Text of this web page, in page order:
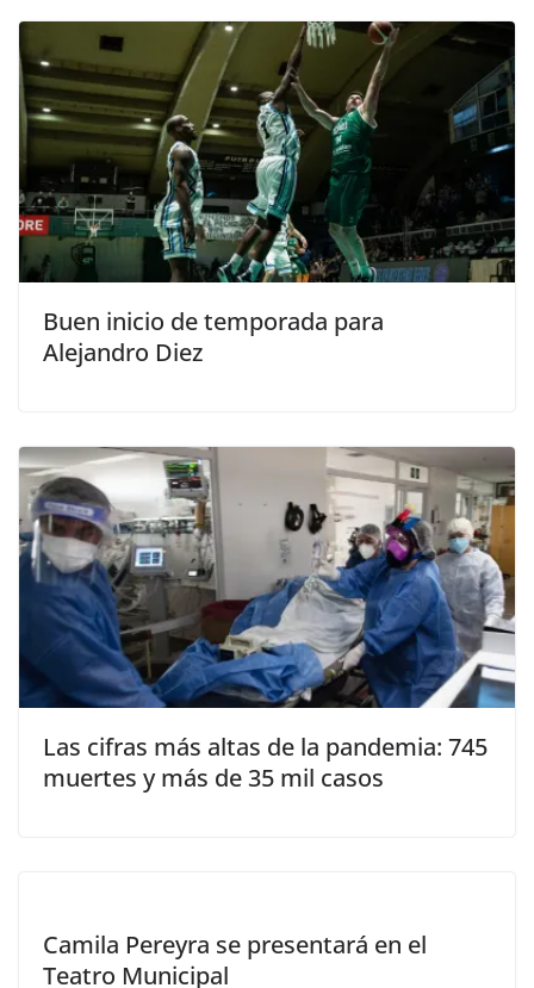
Buen inicio de temporada para
Alejandro Diez
Las cifras más altas de la pandemia: 745
muertes y más de 35 mil casos
Camila Pereyra se presentará en el
Teatro Municipal